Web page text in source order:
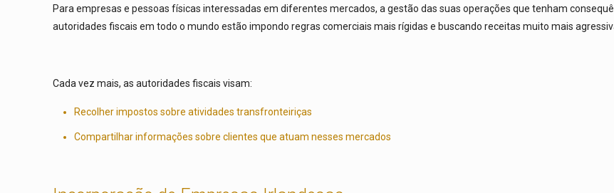
Para empresas e pessoas físicas interessadas em diferentes mercados, a gestão das suas operações que tenham
autoridades fiscais em todo o mundo estão impondo regras comerciais mais rígidas e buscando receitas muito mais
Cada vez mais, as autoridades fiscais visam:
Recolher impostos sobre atividades transfronteiriças
Compartilhar informações sobre clientes que atuam nesses mercados